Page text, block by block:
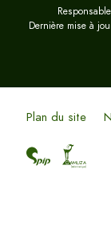
Dernière mise à
Plan du site